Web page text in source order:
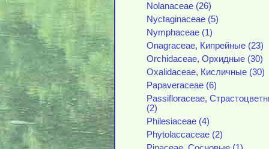
Nolanaceae (26)
Nyctaginaceae (5)
Nymphaceae (1)
Onagraceae, Кипрейные (23)
Orchidaceae, Орхидные (30)
Oxalidaceae, Кисличные (30)
Papaveraceae (6)
Passifloraceae,
(2)
Philesiaceae (4)
Phytolaccaceae (2)